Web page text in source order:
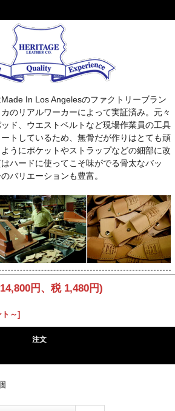
Made In Los Angelesのファクトリーブラン
のリアルワーカーによって実証済み。元々
ド、ウエストベルトなど現場作業員の工具
トしているため、無骨だが作りはとても頑
うにポケットやストラップなどの細部に改
ハードに使ってこそ味がでる骨太なバッ
バリエーションも豊富。
円、税 1,480円)
～]
注文